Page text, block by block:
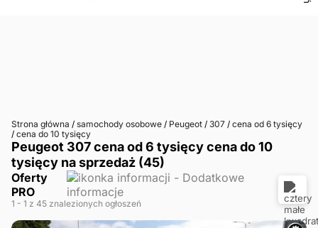
Strona główna / samochody osobowe / Peugeot / 307 / cena od 6 tysięcy
/ cena do 10 tysięcy
Peugeot 307 cena od 6 tysięcy cena do 10
tysięcy na sprzedaż (45)
Oferty
PRO
1 - 1 z 45 znalezionych ogłoszeń